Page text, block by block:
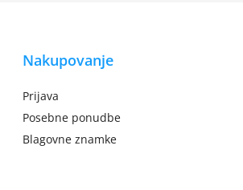
Nakupovanje
Prijava
Posebne ponudbe
Blagovne znamke